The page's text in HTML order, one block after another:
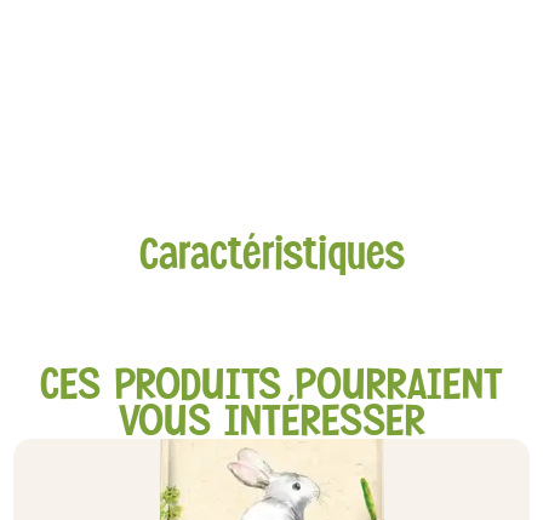
Caractéristiques
CES PRODUITS POURRAIENT
VOUS INTÉRESSER